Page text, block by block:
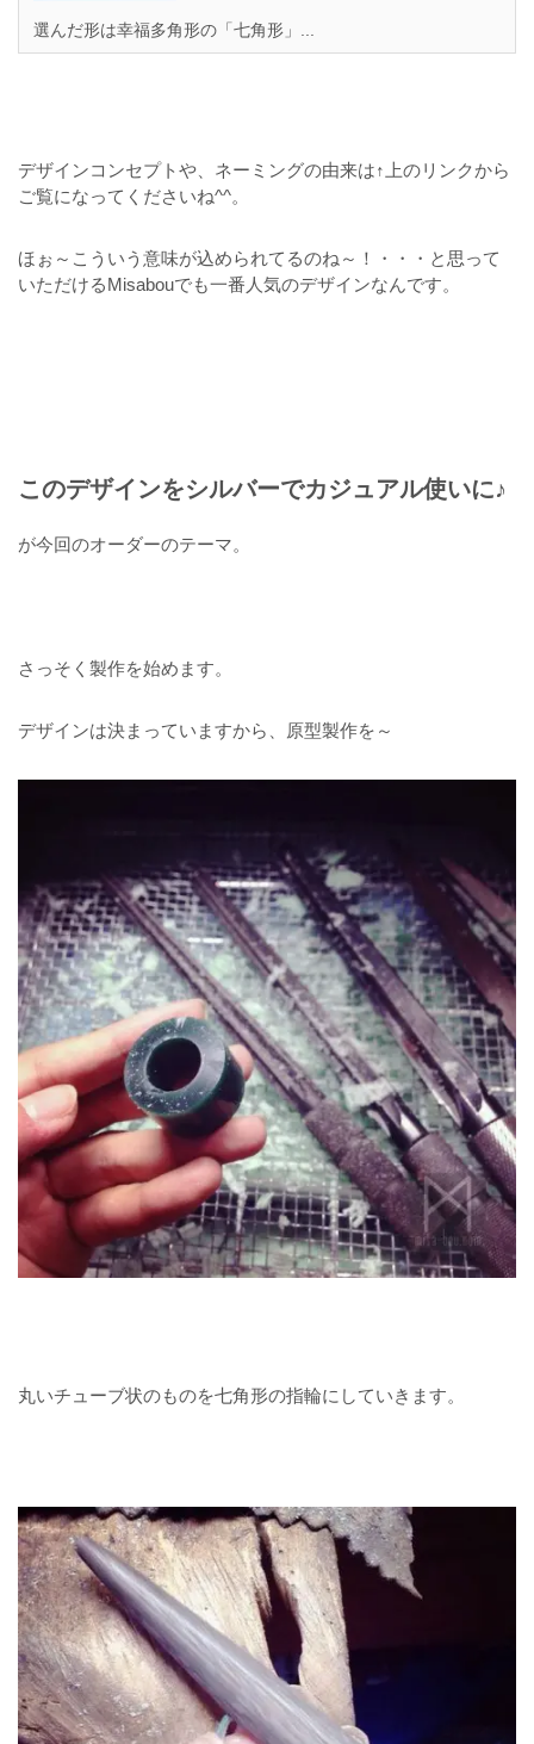
選んだ形は幸福多角形の「七角形」...
デザインコンセプトや、ネーミングの由来は↑上のリンクから
ご覧になってくださいね^^。
ほぉ～こういう意味が込められてるのね～！・・・と思って
いただけるMisabouでも一番人気のデザインなんです。
このデザインをシルバーでカジュアル使いに♪
が今回のオーダーのテーマ。
さっそく製作を始めます。
デザインは決まっていますから、原型製作を～
丸いチューブ状のものを七角形の指輪にしていきます。